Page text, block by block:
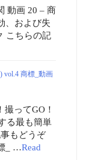
動画 20 – 商
、および失
こちらの記
vol.4 商標_動画
ってGO！
る最も簡単
もどうぞ
_ …Read